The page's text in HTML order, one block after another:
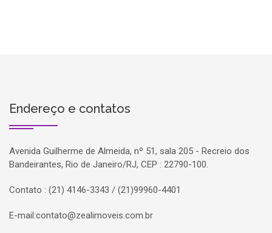
Endereço e contatos
Avenida Guilherme de Almeida, nº 51, sala 205 - Recreio dos
Bandeirantes, Rio de Janeiro/RJ, CEP : 22790-100.
Contato : (21) 4146-3343 / (21)99960-4401
E-mail:contato@zealimoveis.com.br